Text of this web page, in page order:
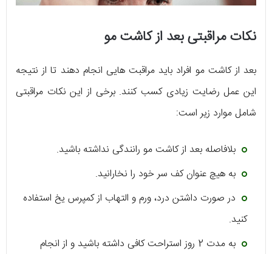
نکات مراقبتی بعد از کاشت مو
بعد از کاشت مو افراد باید مراقبت هایی انجام دهند تا از نتیجه
این عمل رضایت زیادی کسب کنند. برخی از این نکات مراقبتی
شامل موارد زیر است:
بلافاصله بعد از کاشت مو رانندگی نداشته باشید.
به هیچ عنوان کف سر خود را نخارانید.
در صورت داشتن درد، ورم و التهاب از کمپرس یخ استفاده
کنید.
به مدت 2 روز استراحت کافی داشته باشید و از انجام